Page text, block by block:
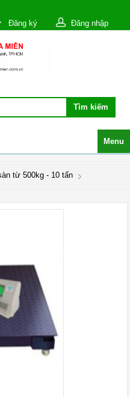
Đăng ký Đăng nhập
Menu
từ 500kg - 10 tấn